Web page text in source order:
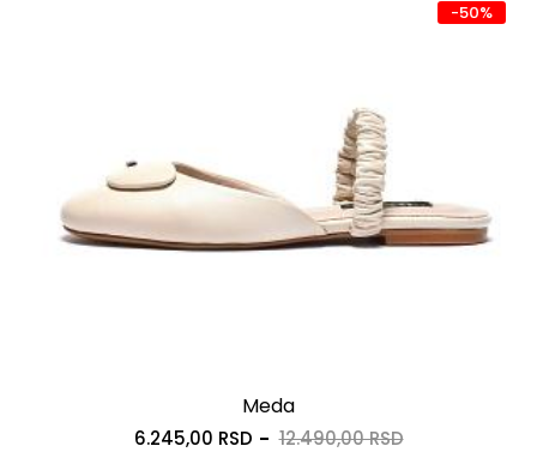
-50%
Meda
6.245,00 RSD 12.490,00 RSD